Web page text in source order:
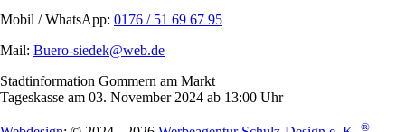
Mobil / WhatsApp: 0176 / 51 69 67 95
Mail: Buero-siedek@web.de
Stadtinformation Gommern am Markt
Tageskasse am 03. November 2024 ab 13:00 Uhr
®